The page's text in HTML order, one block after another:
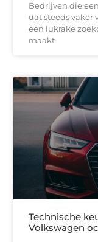
Bedrijven die
dat steeds vaker
een lukrake
maakt
Technische
Volkswagen